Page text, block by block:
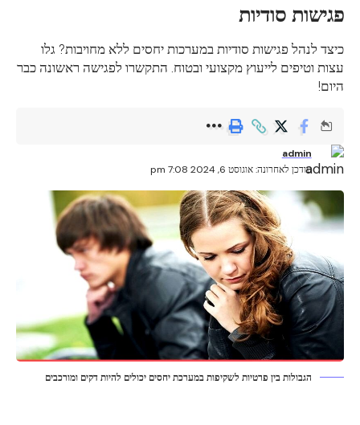
פגישות סודיות
כיצד לנהל פגישות סודיות במערכות יחסים ללא מחויבות? גלו
עצות וטיפים לייעוץ מקצועי ובטוח. התקשרו לפגישה ראשונה כבר
היום!
עודכן לאחרונה: אוגוסט 6, 2024 7:08 pm
admin
הגבולות בין פרטיות לשקיפות במערכת יחסים יכולים להיות דקים ומורכבים